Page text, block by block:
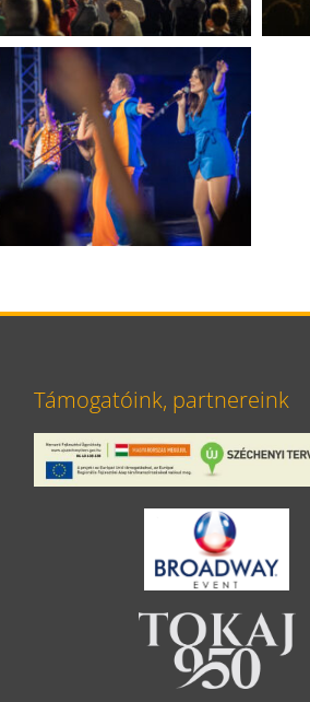
Támogatóink, partnereink